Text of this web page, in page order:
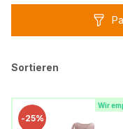
Sortieren
Wir
-25%